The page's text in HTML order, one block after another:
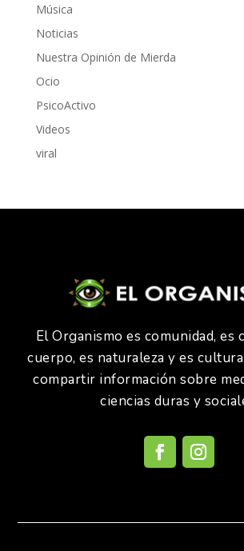
Música
Noticias
Nuestra Opinión de Mierda
Ocio
PsicoActivo
Videos
viral
El Organismo es comunidad, es
cuerpo, es naturaleza y es
compartir información sobre
ciencias duras y